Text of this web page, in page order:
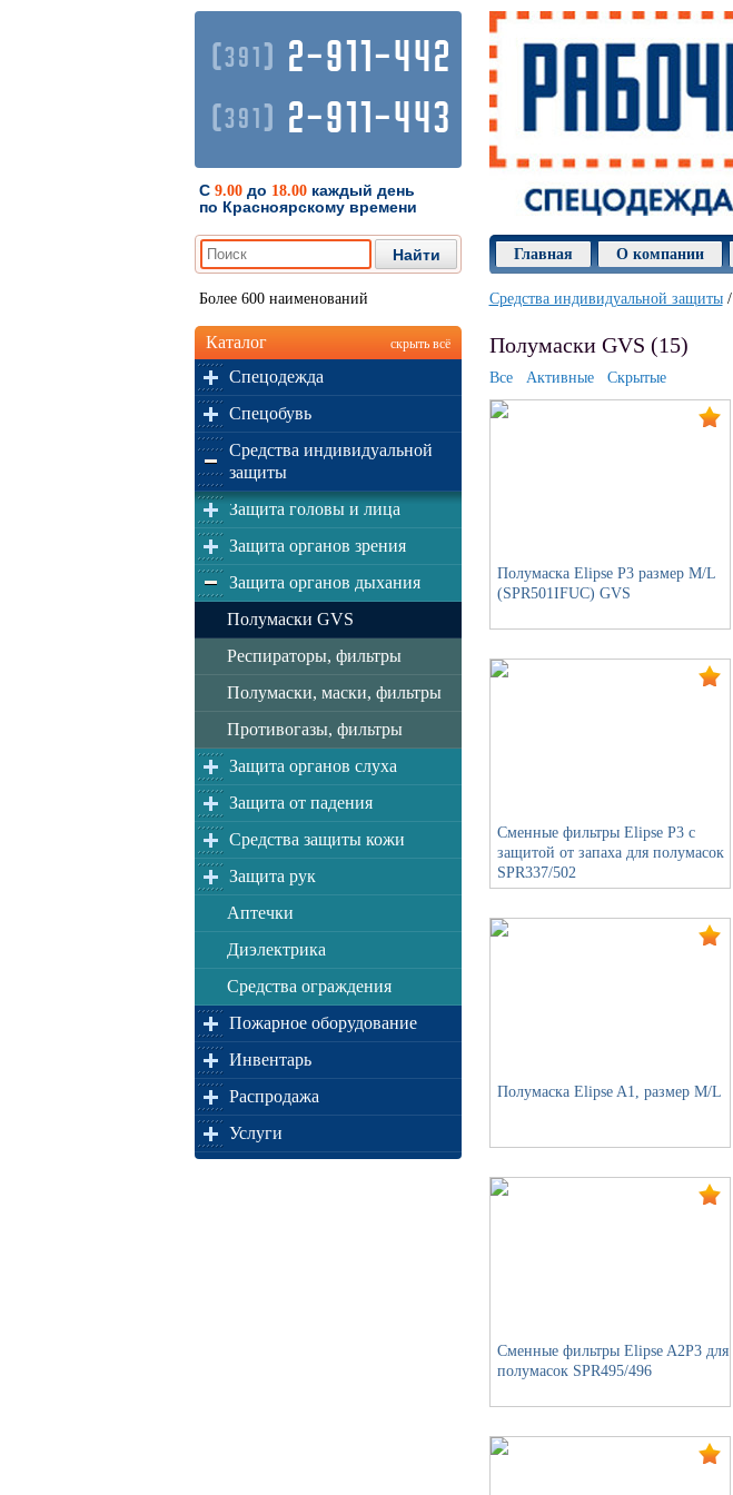
(391) 2-911-442
(391) 2-911-443
С 9.00до 18.00каждый день
по Красноярскому времени
Главная О компании
Более 600 наименований
Каталог скрыть всё
Спецодежда
Спецобувь
Средства индивидуальной
защиты
Защита головы и лица
Защита органов зрения
Защита органов дыхания
Полумаски GVS
Респираторы, фильтры
Полумаски, маски, фильтры
Противогазы, фильтры
Защита органов слуха
Защита от падения
Средства защиты кожи
Защита рук
Аптечки
Диэлектрика
Средства ограждения
Пожарное оборудование
Инвентарь
Распродажа
Услуги
Средства индивидуальной защиты/
Полумаски GVS (15)
Все Активные Скрытые
Полумаска Elipse P3 размер M/L
(SPR501IFUC) GVS
Сменные фильтры Elipse P3 с
защитой от запаха для полумасок
SPR337/502
Полумаска Elipse A1, размер M/L
Сменные фильтры Elipse A2P3 для
полумасок SPR495/496